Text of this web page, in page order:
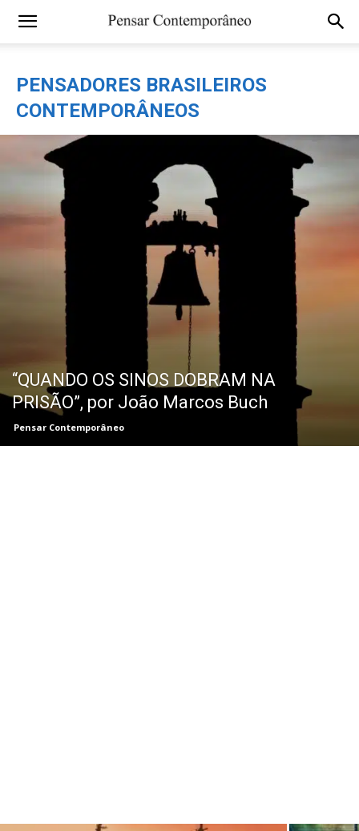
PENSADORES BRASILEIROS
CONTEMPORÂNEOS
“QUANDO OS SINOS DOBRAM NA
PRISÃO”, por João Marcos Buch
Pensar Contemporâneo